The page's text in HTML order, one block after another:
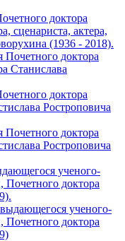
Почетного доктора
Станислава
Почетного доктора
Ростроповича
ученого-
Почетного доктора